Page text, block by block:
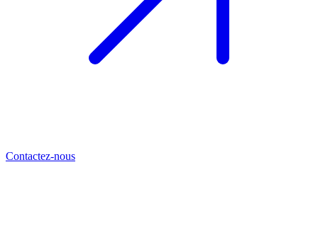
Contactez-nous